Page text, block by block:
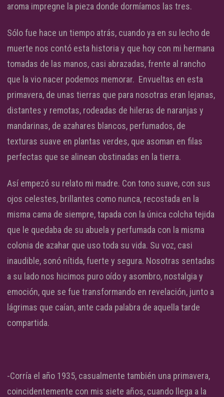
aroma impregne la pieza donde dormíamos las tres.
Sólo fue hace un tiempo atrás, cuando ya en su lecho de
muerte nos contó esta historia y que hoy con mi hermana
tomadas de las manos, casi abrazadas, frente al rancho
que la vio nacer podemos memorar. Envueltas en esta
primavera, de unas tierras que para nosotras eran lejanas,
distantes y remotas, rodeadas de hileras de naranjas y
mandarinas, de azahares blancos, perfumados, de
texturas suave en plantas verdes, que asoman en filas
perfectas que se alinean obstinadas en la tierra.
Así empezó su relato mi madre. Con tono suave, con sus
ojos celestes, brillantes como nunca, recostada en la
misma cama de siempre, tapada con la única colcha tejida
que le quedaba de su abuela y perfumada con la misma
colonia de azahar que uso toda su vida. Su voz, casi
inaudible, sonó nítida, fuerte y segura. Nosotras sentadas
a su lado nos hicimos puro oído y asombro, nostalgia y
emoción, que se fue transformando en revelación, junto a
lágrimas que caían, ante cada palabra de aquella tarde
compartida.
-Corría el año 1935, casualmente también una primavera,
coincidentemente con mis siete años, cuando llega a la